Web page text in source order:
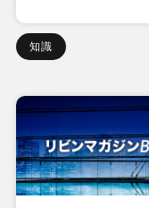
知識